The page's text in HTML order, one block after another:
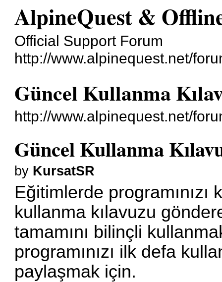
AlpineQuest &
Official Support Forum
http://www.alpinequest.net/
Güncel Kullanma
http://www.alpinequest.net/
Güncel Kullanma
by KursatSR
Eğitimlerde
kullanma kılavuzu
tamamını bilinçli
programınızı ilk defa
paylaşmak için.